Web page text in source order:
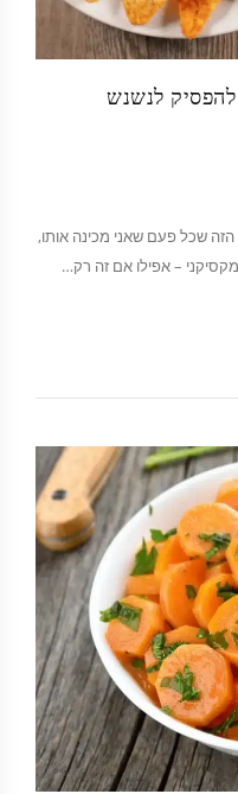
לנשנש
הזה שכל פעם שאני מכינה אותו,
– אפילו אם זה רק…